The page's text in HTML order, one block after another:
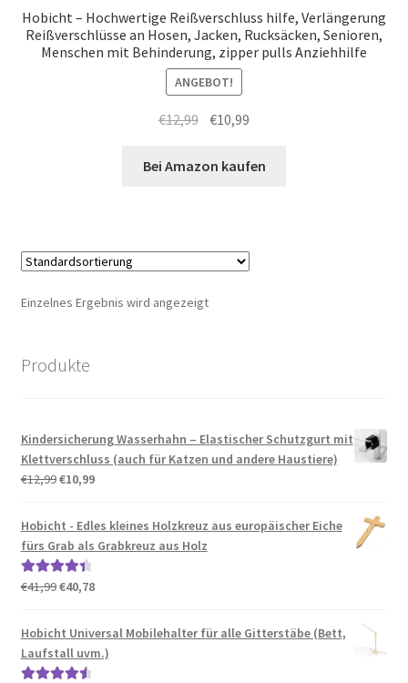
Hobicht – Hochwertige Reißverschluss hilfe, Verlängerung
Reißverschlüsse an Hosen, Jacken, Rucksäcken, Senioren,
Menschen mit Behinderung, zipper pulls Anziehhilfe
ANGEBOT!
€12,99 Ursprünglicher
war:
€10,99
ist:
Bei Amazon kaufen
Einzelnes Ergebnis wird angezeigt
Produkte
Kindersicherung Wasserhahn – Elastischer Schutzgurt mit
Klettverschluss (auch für Katzen und andere Haustiere)
€12,99Ursprünglicher
war:
€12,99
€10,99Aktueller
€10,99.
Hobicht - Edles kleines Holzkreuz aus europäischer Eiche
fürs Grab als Grabkreuz aus Holz
Bewertet
€41,99Ursprünglicher
war:
€41,99
€40,78Aktueller
€40,78.
Hobicht Universal Mobilehalter für alle Gitterstäbe (Bett,
Laufstall uvm.)